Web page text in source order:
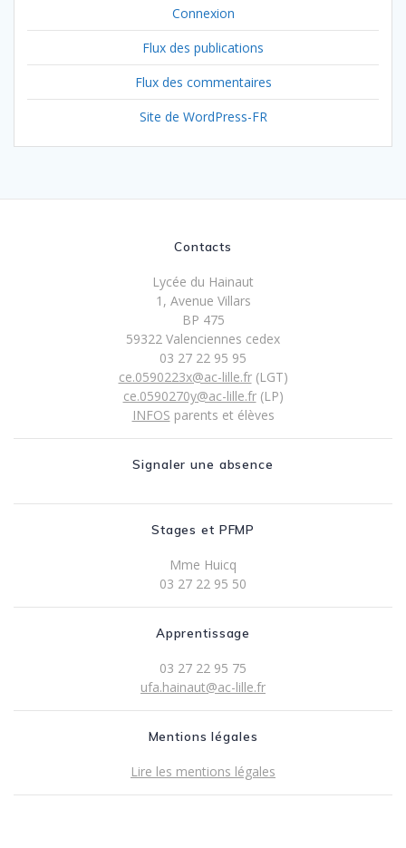
Connexion
Flux des publications
Flux des commentaires
Site de WordPress-FR
Contacts
Lycée du Hainaut
1, Avenue Villars
BP 475
59322 Valenciennes cedex
03 27 22 95 95
ce.0590223x@ac-lille.fr(LGT)
ce.0590270y@ac-lille.fr(LP)
INFOS parents et élèves
Signaler une absence
Stages et PFMP
Mme Huicq
03 27 22 95 50
Apprentissage
03 27 22 95 75
ufa.hainaut@ac-lille.fr
Mentions légales
Lire les mentions légales